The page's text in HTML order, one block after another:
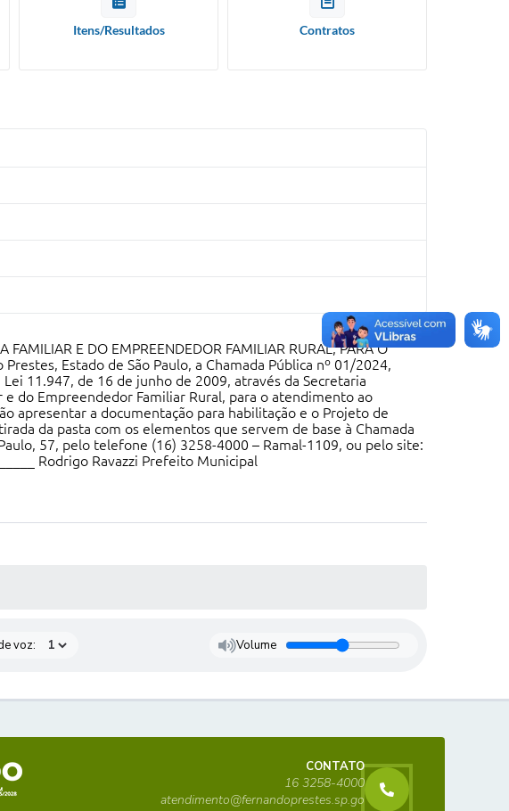
Itens/Resultados Contratos
E DO EMPREENDEDOR FAMILIAR RURAL, PARA O
Estado de São Paulo, a Chamada Pública nº 01/2024,
11.947, de 16 de junho de 2009, através da Secretaria
do Empreendedor Familiar Rural, para o atendimento ao
apresentar a documentação para habilitação e o Projeto de
da pasta com os elementos que servem de base à Chamada
57, pelo telefone (16) 3258-4000 – Ramal-1109, ou pelo site:
Rodrigo Ravazzi Prefeito Municipal
voz: Volume
CONTATO
16 3258-4000
atendimento@fernandoprestes.sp.go